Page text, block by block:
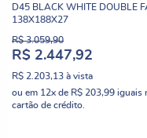
D45 BLACK WHITE DOUBLE
138X188X27
R$ 3.059,90
R$ 2.447,92
R$ 2.203,13 à vista
ou em 12x de R$ 203,99 iguais
cartão de crédito.